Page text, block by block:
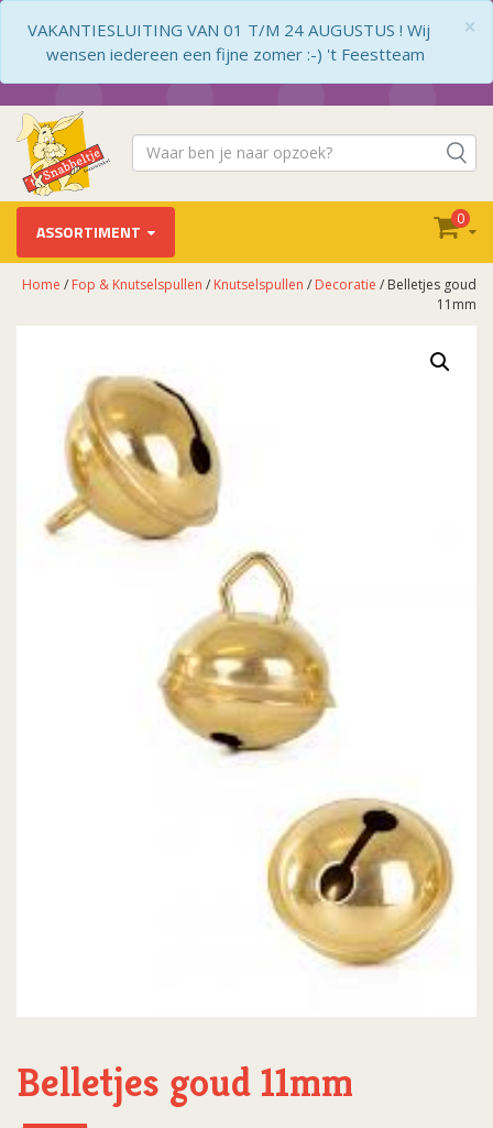
×
VAKANTIESLUITING VAN 01 T/M 24 AUGUSTUS ! Wij
wensen iedereen een fijne zomer :-) 't Feestteam
ASSORTIMENT
0
Home / Fop & Knutselspullen / Knutselspullen / Decoratie / Belletjes goud
11mm
Belletjes goud 11mm